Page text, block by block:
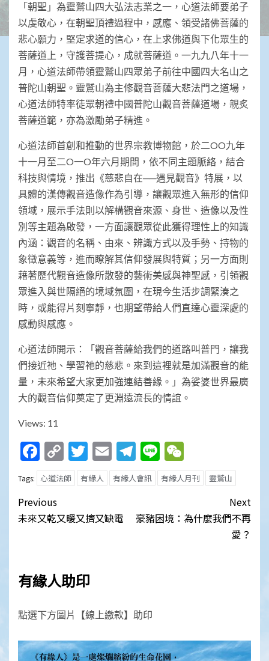
「朝聖」為靈鷲山四大弘法志業之一，心道法師要弟子
以虔敬心，在朝聖頂禮過程中，感應、領受諸佛菩薩的
悲心願力，堅定求道的信心，在上求佛道與下化眾生的
菩薩道上，守護菩提心，成就菩薩道。一九九八年十一
月，心道法師帶領靈鷲山四眾弟子前往中國四大名山之
普陀山朝聖。靈鷲山為主修觀音菩薩大悲法門之道場，
心道法師特率徒眾朝禮中國普陀山觀音菩薩道場，親炙
菩薩道範，亦為激勵弟子精進。
心道法師首創和推動的世界宗教博物館，於二OO九年
十一月至二O一O年六月期間，依不同主題脈絡，結合
科技與情境，推出《慈悲自在──遇見觀音》特展，以
具體的漢傳觀音造像作為引導，讓觀眾進入無形的信仰
領域，展示手法則以解構觀音來源、身世、造像以及性
別等主題為啟發，一方面讓觀眾從此獲得理性上的知識
內涵：觀音的名稱、由來、辨識方式以及手勢、持物的
象徵意義等，進而瞭解其信仰發展與特質；另一方面則
藉著歷代觀音造像所散發的藝術美感與神聖感，引領觀
眾進入與世隔絕的境域氛圍，在現今生活步調緊湊之
時，或能得片刻寧靜，也期望帶給人們直達心靈深處的
感動與感應。
心道法師開示：「觀音菩薩給我們的道路叫普門，讓我
們接近祂、學習祂的慈悲。來到這裡就是加滿觀音的能
量，未來希望大家更加強連結善緣。」為娑婆世界最廣
大的觀音信仰奠定了更淵遠流長的情誼。
Views: 11
Facebook
Copy
Link
Twitter
EmailTelegram
Line
Tags: 心道法師 有緣人 有緣人會訊 有緣人月刊 靈鷲山
Post
navigation
Previous
未來又乾又暖又擠又缺電
Next
豪豬困境：為什麼我們不再
愛？
有緣人助印
點選下方圖片【線上繳款】助印